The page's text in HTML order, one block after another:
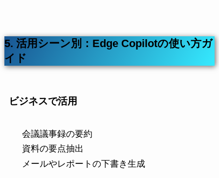
5. 活用シーン別：Edge Copilotの使い方ガ
イド
ビジネスで活用
会議議事録の要約
資料の要点抽出
メールやレポートの下書き生成